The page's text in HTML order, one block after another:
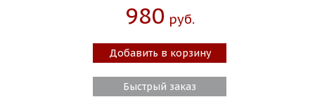
980 Руб.
Добавить в корзину
Быстрый заказ